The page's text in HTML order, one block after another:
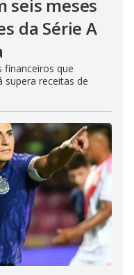
seis meses
da Série A
financeiros que
supera receitas de